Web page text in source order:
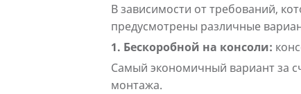
В зависимости от требований,
предусмотрены различные
1. Бескоробной на консоли:
Самый экономичный вариант за
монтажа.